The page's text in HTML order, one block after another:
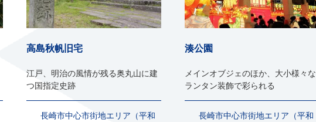
高島秋帆旧宅
江戸、明治の風情が残る奥丸山に建
つ国指定史跡
長崎市中心市街地エリア（平和
湊公園
メインオブジェのほか、大小様々な
ランタン装飾で彩られる
長崎市中心市街地エリア（平和